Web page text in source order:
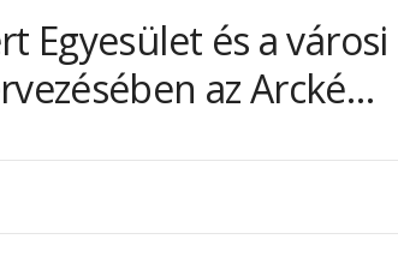
Egyesület és a városi
az Arcké…